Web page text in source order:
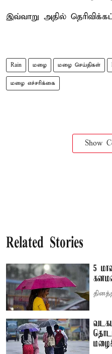
இவ்வாறு அதில்
Rain மழை மழை செய்திகள்
மழை எச்சரிக்கை
Show
Related Stories
5